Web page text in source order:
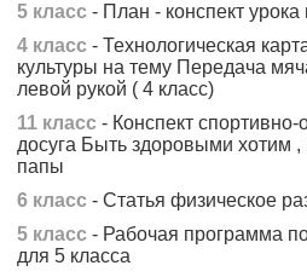
5 класс - План - конспект
4 класс - Технологическая
культуры на тему Передача
левой рукой ( 4 класс)
11 класс - Конспект спортивно-
досуга Быть здоровыми хотим
папы
6 класс - Статья физическое
5 класс - Рабочая программа
для 5 класса